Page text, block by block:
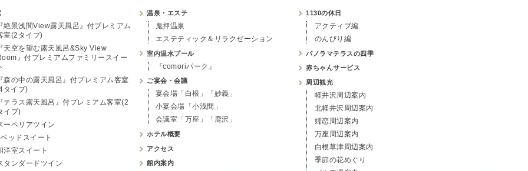
絶景浅間View露天風呂』付プレミアム
室(2タイプ)
天空を望む露天風呂&Sky View
』付プレミアムファミリースイー
森の中の露天風呂』付プレミアム客室
タイプ)
テラス露天風呂』付プレミアム客室(2
イプ)
ーペリアツイン
ッドスイート
洋室スイート
タンダードツイン
温泉・エステ
鬼押温泉
エステティック＆リラクゼーション
室内温水プール
『comoriパーク』
ご宴会・会議
宴会場「白根」「妙義」
小宴会場「小浅間」
会議室「万座」「鹿沢」
ホテル概要
アクセス
館内案内
1130の休日
アクティブ編
のんびり編
パノラマテラスの四季
赤ちゃんサービス
周辺観光
軽井沢周辺案内
北軽井沢周辺案内
嬬恋周辺案内
万座周辺案内
白根草津周辺案内
季節の花めぐり